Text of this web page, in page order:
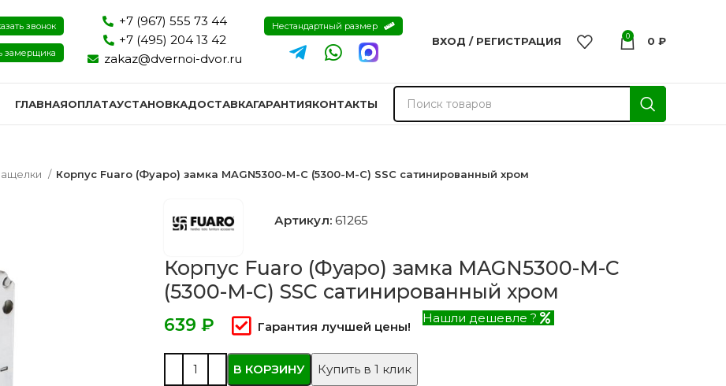
звонок
замерщика
+7 (967) 555 73 44
+7 (495) 204 13 42
zakaz@dvernoi-dvor.ru
Нестандартный размер
ВХОД / РЕГИСТРАЦИЯ 0 0 ₽
2744 моделей 5 моделей
ГЛАВНАЯОПЛАТАУСТАНОВКАДОСТАВКАГАРАНТИЯКОНТАКТЫ
Корпус Fuaro (Фуаро) замка MAGN5300-M-C (5300-M-C) SSC сатинированный хром
Артикул: 61265
Корпус Fuaro (Фуаро) замка MAGN5300-M-C
(5300-M-C) SSC сатинированный хром
₽ Гарантия лучшей цены!
Нашли дешевле ?
В КОРЗИНУ Купить в 1 клик